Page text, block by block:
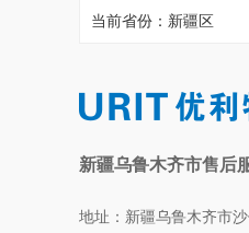
当前省份：新疆区
新疆乌鲁木齐市售后
地址：新疆乌鲁木齐市